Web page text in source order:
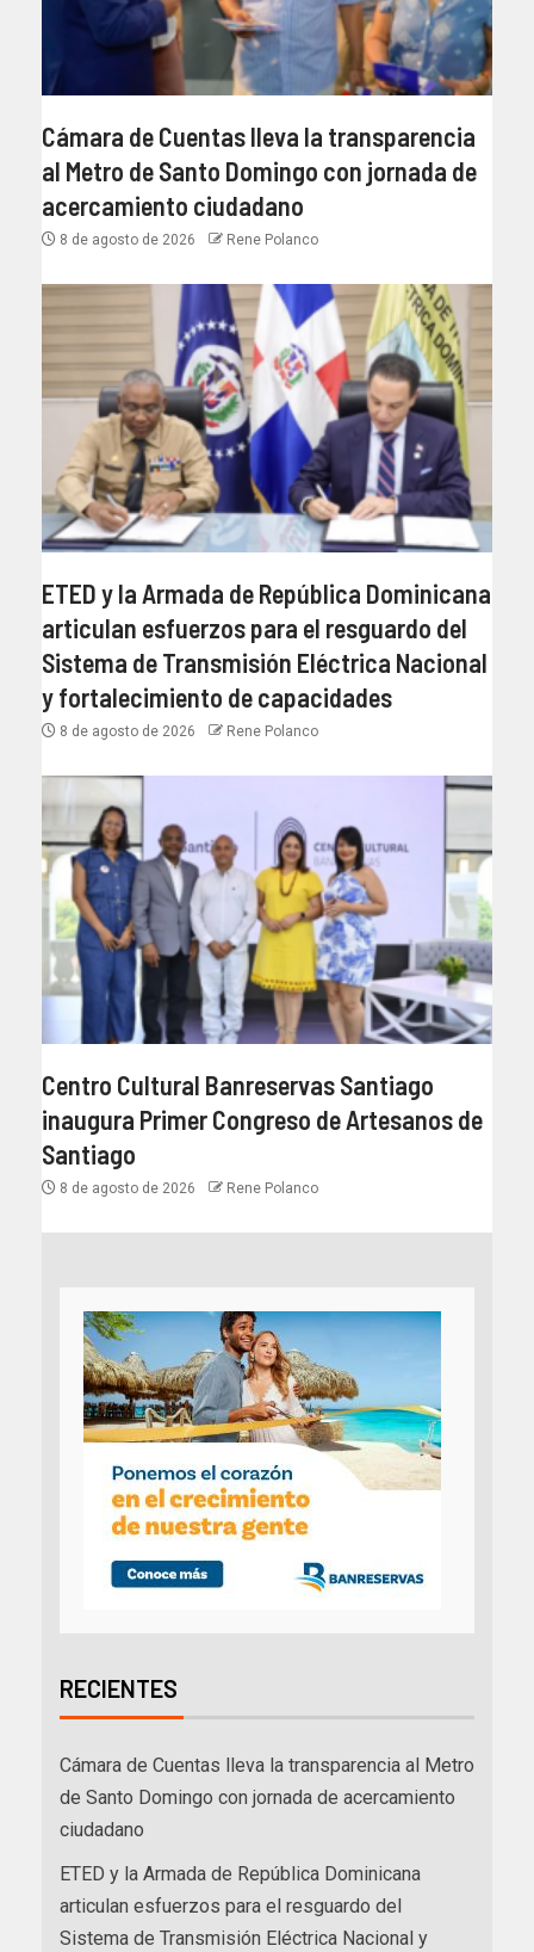
Cámara de Cuentas lleva la transparencia
al Metro de Santo Domingo con jornada de
acercamiento ciudadano
8 de agosto de 2026 Rene Polanco
ETED y la Armada de República Dominicana
articulan esfuerzos para el resguardo del
Sistema de Transmisión Eléctrica Nacional
y fortalecimiento de capacidades
8 de agosto de 2026 Rene Polanco
Centro Cultural Banreservas Santiago
inaugura Primer Congreso de Artesanos de
Santiago
8 de agosto de 2026 Rene Polanco
RECIENTES
Cámara de Cuentas lleva la transparencia al Metro
de Santo Domingo con jornada de acercamiento
ciudadano
ETED y la Armada de República Dominicana
articulan esfuerzos para el resguardo del
Sistema de Transmisión Eléctrica Nacional y